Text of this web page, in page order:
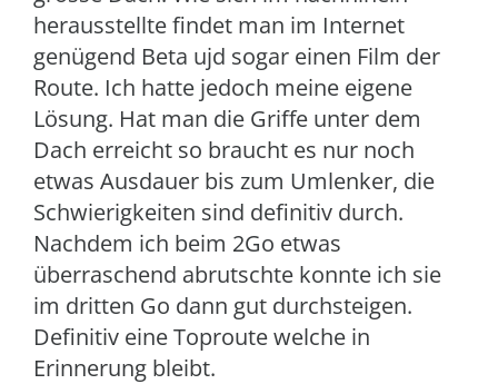
herausstellte findet man im Internet
genügend Beta ujd sogar einen Film der
Route. Ich hatte jedoch meine eigene
Lösung. Hat man die Griffe unter dem
Dach erreicht so braucht es nur noch
etwas Ausdauer bis zum Umlenker, die
Schwierigkeiten sind definitiv durch.
Nachdem ich beim 2Go etwas
überraschend abrutschte konnte ich sie
im dritten Go dann gut durchsteigen.
Definitiv eine Toproute welche in
Erinnerung bleibt.